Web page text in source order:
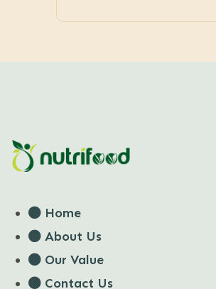
Home
About Us
Our Value
Contact Us